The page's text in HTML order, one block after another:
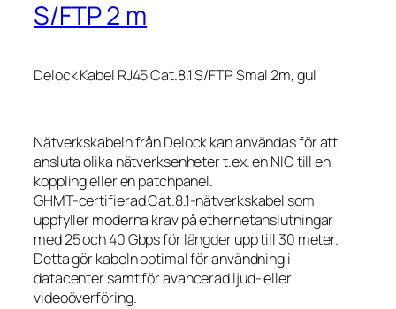
S/FTP 2 m
Delock Kabel RJ45 Cat.8.1 S/FTP Smal 2m, gul
Nätverkskabeln från Delock kan användas för att
ansluta olika nätverksenheter t.ex. en NIC till en
koppling eller en patchpanel.
GHMT-certifierad Cat.8.1-nätverkskabel som
uppfyller moderna krav på ethernetanslutningar
med 25 och 40 Gbps för längder upp till 30 meter.
Detta gör kabeln optimal för användning i
datacenter samt för avancerad ljud- eller
videoöverföring.